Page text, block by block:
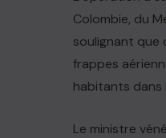
Colombie, du
soulignant que
frappes
habitants dans
Le ministre